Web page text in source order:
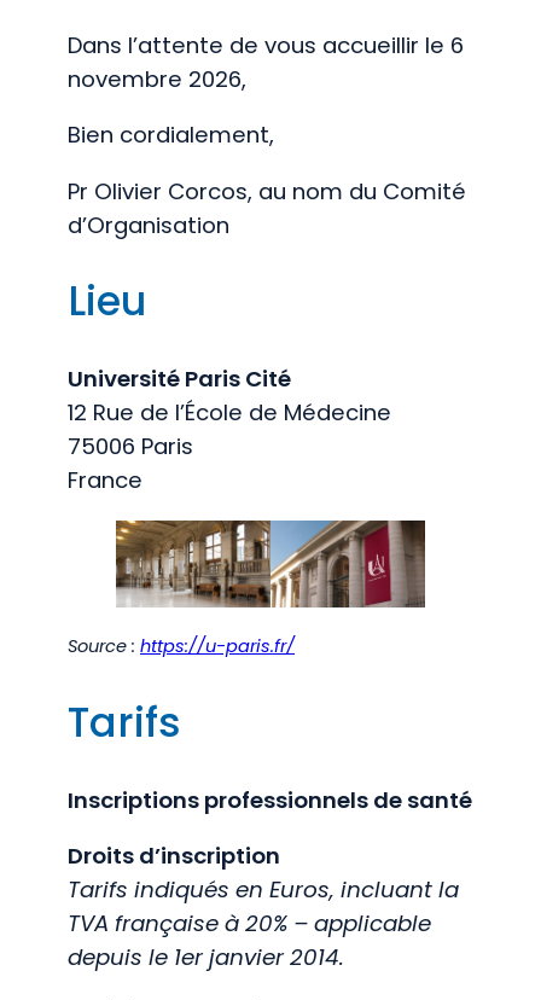
Dans l’attente de vous accueillir le 6
novembre 2026,
Bien cordialement,
Pr Olivier Corcos, au nom du Comité
d’Organisation
Lieu
Université Paris Cité
12 Rue de l’École de Médecine
75006 Paris
France
Source : https://u-paris.fr/
Tarifs
Inscriptions professionnels de santé
Droits d’inscription
Tarifs indiqués en Euros, incluant la
TVA française à 20% – applicable
depuis le 1er janvier 2014.